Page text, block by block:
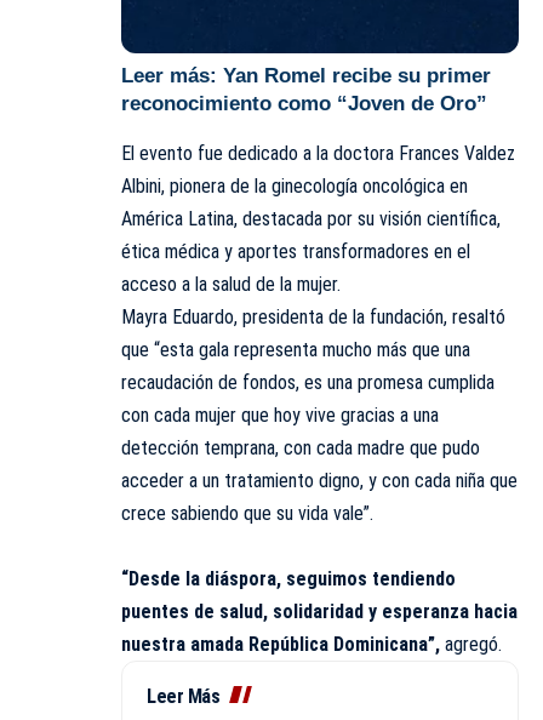
Leer más: Yan Romel recibe su primer
reconocimiento como “Joven de Oro”
El evento fue dedicado a la doctora Frances Valdez
Albini, pionera de la ginecología oncológica en
América Latina, destacada por su visión científica,
ética médica y aportes transformadores en el
acceso a la salud de la mujer.
Mayra Eduardo, presidenta de la fundación, resaltó
que “esta gala representa mucho más que una
recaudación de fondos, es una promesa cumplida
con cada mujer que hoy vive gracias a una
detección temprana, con cada madre que pudo
acceder a un tratamiento digno, y con cada niña que
crece sabiendo que su vida vale”.
“Desde la diáspora, seguimos tendiendo
puentes de salud, solidaridad y esperanza hacia
nuestra amada República Dominicana”, agregó.
Leer Más